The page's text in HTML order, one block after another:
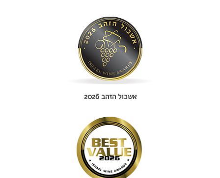
אשכול הזהב 2026